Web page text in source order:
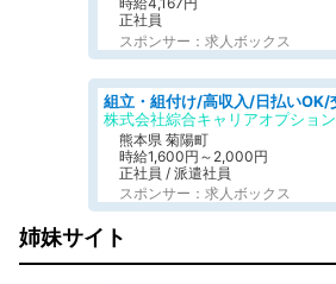
正社員
スポンサー：求人ボックス
株式会社綜合キャリアオプション
熊本県 菊陽町
時給1,600円～2,000円
正社員 / 派遣社員
スポンサー：求人ボックス
姉妹サイト